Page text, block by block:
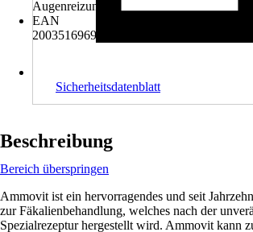
Augenreizung.
EAN
2003516969005, 4013041120022
Sicherheitsdatenblatt
Beschreibung
Bereich überspringen
Ammovit ist ein hervorragendes und seit
zur Fäkalienbehandlung, welches nach der
Spezialrezeptur hergestellt wird. Ammovit kann